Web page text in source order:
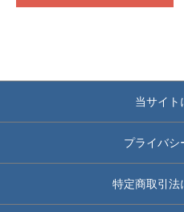
当サイト
プライバシ
特定商取引法